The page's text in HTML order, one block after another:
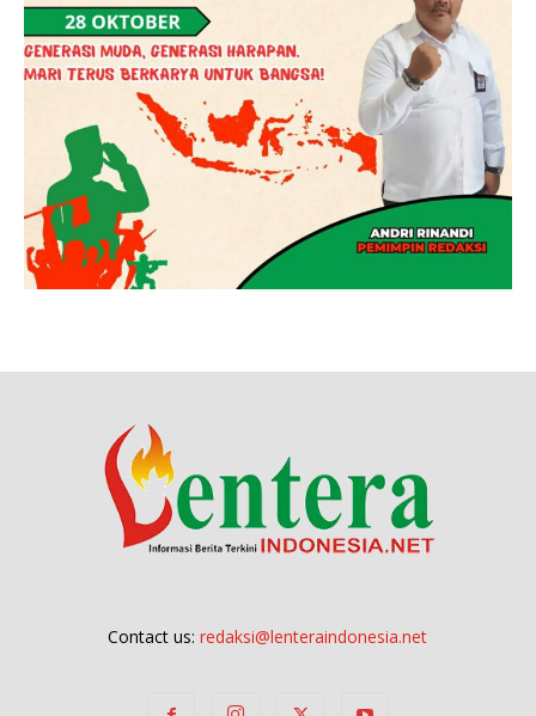
Contact us:redaksi@lenteraindonesia.net